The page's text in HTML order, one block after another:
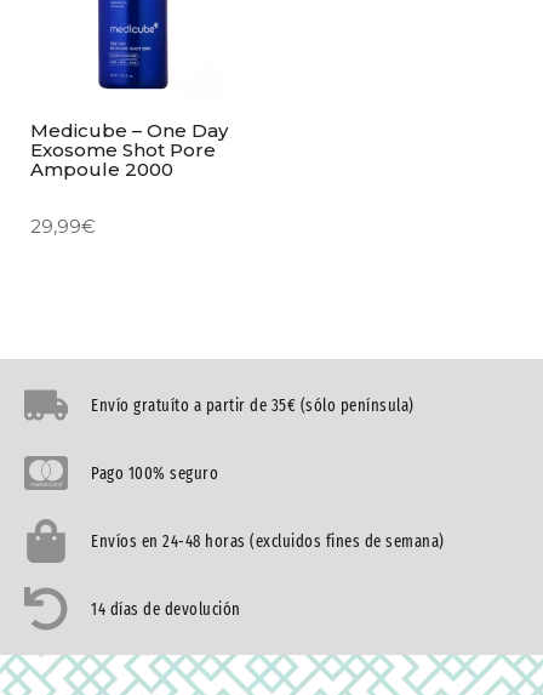
Medicube – One Day
Exosome Shot Pore
Ampoule 2000
29,99€
Envío gratuíto a partir de 35€ (sólo península)
Pago 100% seguro
Envíos en 24-48 horas (excluidos fines de semana)
14 días de devolución